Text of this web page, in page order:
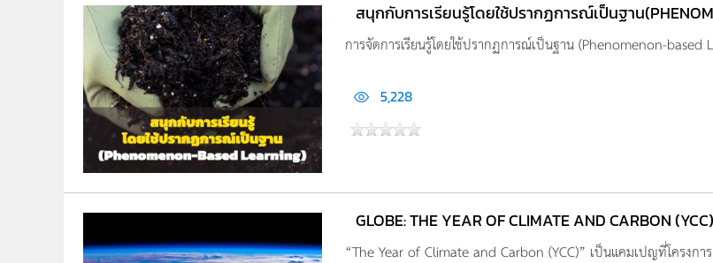
สนุกกับการเรียนรู้โดยใช้ปรากฏการณ์เป็นฐาน
การจัดการเรียนรู้โดยใช้ปรากฏการณ์เป็นฐาน (Phenomenon-based
5,228
GLOBE: THE YEAR OF CLIMATE AND CARBON
“The Year of Climate and Carbon (YCC)” เป็นแคมเปญที่โครง